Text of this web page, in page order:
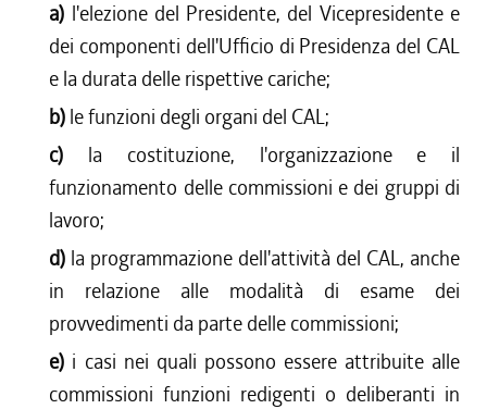
a) l'elezione del Presidente, del Vicepresidente e
dei componenti dell'Ufficio di Presidenza del CAL
e la durata delle rispettive cariche;
b) le funzioni degli organi del CAL;
c) la costituzione, l'organizzazione e il
funzionamento delle commissioni e dei gruppi di
lavoro;
d) la programmazione dell'attività del CAL, anche
in relazione alle modalità di esame dei
provvedimenti da parte delle commissioni;
e) i casi nei quali possono essere attribuite alle
commissioni funzioni redigenti o deliberanti in